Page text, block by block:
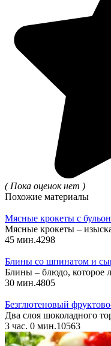
( Пока оценок нет )
Похожие материалы
Мясные крокеты с
Мясные крокеты –
45 мин.4298
Блины со шпинатом и
Блины – блюдо, которое
30 мин.4805
Безглютеновый
Два слоя шоколадного
3 час. 0 мин.10563